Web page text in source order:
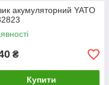
акумуляторний YATO
₴
Купити